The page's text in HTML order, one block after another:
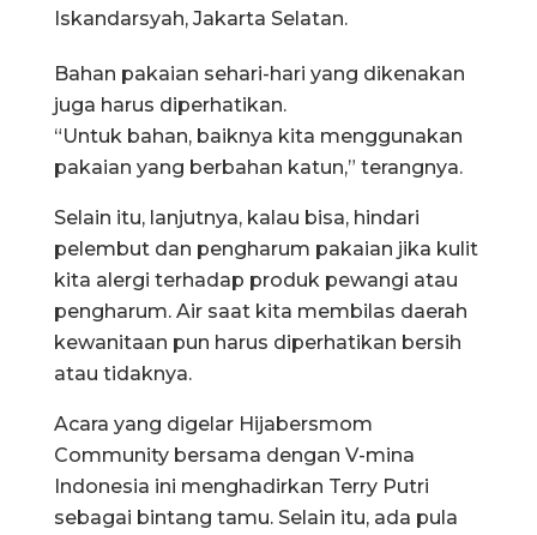
Iskandarsyah, Jakarta Selatan.
Bahan pakaian sehari-hari yang dikenakan
juga harus diperhatikan.
“Untuk bahan, baiknya kita menggunakan
pakaian yang berbahan katun,” terangnya.
Selain itu, lanjutnya, kalau bisa, hindari
pelembut dan pengharum pakaian jika kulit
kita alergi terhadap produk pewangi atau
pengharum. Air saat kita membilas daerah
kewanitaan pun harus diperhatikan bersih
atau tidaknya.
Acara yang digelar Hijabersmom
Community bersama dengan V-mina
Indonesia ini menghadirkan Terry Putri
sebagai bintang tamu. Selain itu, ada pula